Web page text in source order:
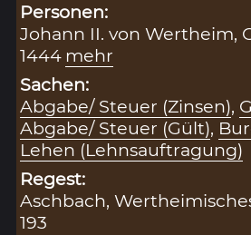
Personen:
Johann II. von Wertheim,
1444 mehr
Sachen:
Abgabe/ Steuer (Zinsen),
Abgabe/ Steuer (Gült),
Lehen (Lehnsauftragung)
Regest:
Aschbach,
193